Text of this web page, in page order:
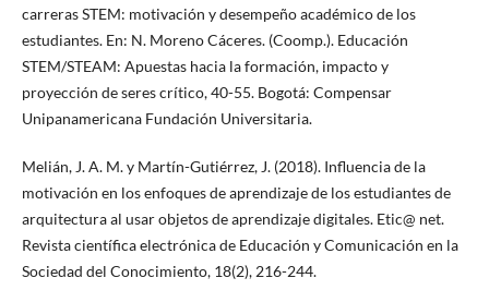
carreras STEM: motivación y desempeño académico de los
estudiantes. En: N. Moreno Cáceres. (Coomp.). Educación
STEM/STEAM: Apuestas hacia la formación, impacto y
proyección de seres crítico, 40-55. Bogotá: Compensar
Unipanamericana Fundación Universitaria.
Melián, J. A. M. y Martín-Gutiérrez, J. (2018). Influencia de la
motivación en los enfoques de aprendizaje de los estudiantes de
arquitectura al usar objetos de aprendizaje digitales. Etic@ net.
Revista científica electrónica de Educación y Comunicación en la
Sociedad del Conocimiento, 18(2), 216-244.